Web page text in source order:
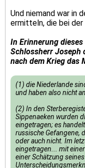
Und niemand war in
ermitteln, die bei der
In Erinnerung
Schlossherr Joseph
nach dem Krieg das
(1) die Niederlande
und haben also nicht
(2) In den
Sippenaeken wurden
eingetragen; es
russische Gefangene,
oder auch nicht. Im
eingetragen... mit
einer Schätzung